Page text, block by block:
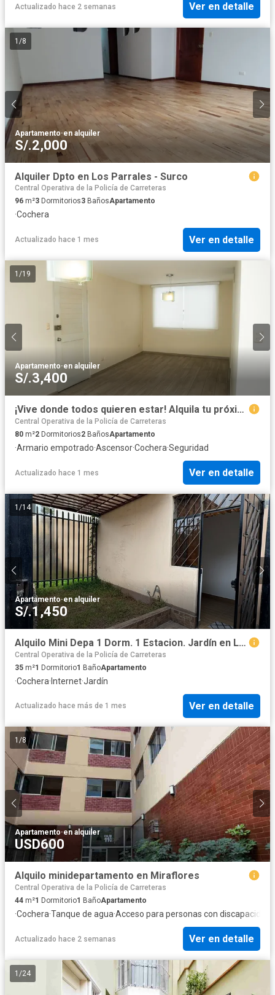
Actualizado hace 2 semanas Ver en detalle
1 /8
Apartamento·en alquiler
S/.2,000
Alquiler Dpto en Los Parrales - Surco
Central Operativa de la Policía de Carreteras
96 m²3 Dormitorios3 BañosApartamento
·Cochera
Actualizado hace 1 mes Ver en detalle
1 /19
Apartamento·en alquiler
S/.3,400
¡Vive donde todos quieren estar! Alquila tu próximo hogar en el corazón de Miraflores
Central Operativa de la Policía de Carreteras
80 m²2 Dormitorios2 BañosApartamento
·Armario empotrado·Ascensor·Cochera·Seguridad
Actualizado hace 1 mes Ver en detalle
1 /14
Apartamento·en alquiler
S/.1,450
Alquilo Mini Depa 1 Dorm. 1 Estacion. Jardín en La Capulla - Surco
Central Operativa de la Policía de Carreteras
35 m²1 Dormitorio1 BañoApartamento
·Cochera·Internet·Jardín
Actualizado hace más de 1 mes Ver en detalle
1 /8
Apartamento·en alquiler
USD600
Alquilo minidepartamento en Miraflores
Central Operativa de la Policía de Carreteras
44 m²1 Dormitorio1 BañoApartamento
·Cochera·Tanque de agua·Acceso para personas con discapacidad
Actualizado hace 2 semanas Ver en detalle
1 /24